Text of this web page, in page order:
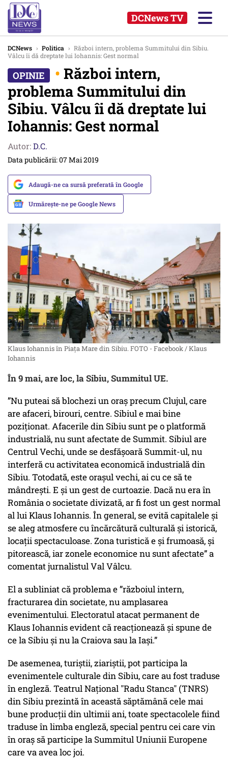
DCNews TV
DCNews › Politica › Război intern, problema Summitului din Sibiu.
Vâlcu îi dă dreptate lui Iohannis: Gest normal
• Război intern,
problema Summitului din
Sibiu. Vâlcu îi dă dreptate lui
Iohannis: Gest normal
Autor:D.C.
Data publicării: 07 Mai 2019
Adaugă-ne ca sursă preferată în Google
Urmărește-ne pe Google News
Klaus Iohannis în Piața Mare din Sibiu. FOTO - Facebook / Klaus
Iohannis
În 9 mai, are loc, la Sibiu, Summitul UE.
”Nu puteai să blochezi un oraș precum Clujul, care
are afaceri, birouri, centre. Sibiul e mai bine
poziționat. Afacerile din Sibiu sunt pe o platformă
industrială, nu sunt afectate de Summit. Sibiul are
Centrul Vechi, unde se desfășoară Summit-ul, nu
interferă cu activitatea economică industrială din
Sibiu. Totodată, este orașul vechi, ai cu ce să te
mândrești. E și un gest de curtoazie. Dacă nu era în
România o societate divizată, ar fi fost un gest normal
al lui Klaus Iohannis. În general, se evită capitalele și
se aleg atmosfere cu încărcătură culturală și istorică,
locații spectaculoase. Zona turistică e și frumoasă, și
pitorească, iar zonele economice nu sunt afectate” a
comentat jurnalistul Val Vâlcu.
El a subliniat că problema e ”războiul intern,
fracturarea din societate, nu amplasarea
evenimentului. Electoratul atacat permanent de
Klaus Iohannis evident că reacționează și spune de
ce la Sibiu și nu la Craiova sau la Iași.”
De asemenea, turiștii, ziariștii, pot participa la
evenimentele culturale din Sibiu, care au fost traduse
în engleză. Teatrul Naţional "Radu Stanca" (TNRS)
din Sibiu prezintă în această săptămână cele mai
bune producţii din ultimii ani, toate spectacolele fiind
traduse în limba engleză, special pentru cei care vin
în oraş să participe la Summitul Uniunii Europene
care va avea loc joi.